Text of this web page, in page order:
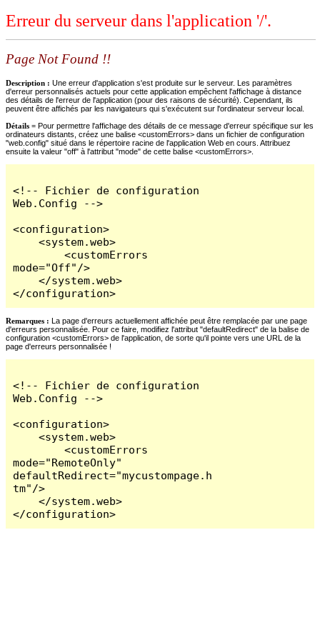
Erreur du serveur dans l'application '/'.
Page Not Found !!
Description : Une erreur d'application s'est produite sur le serveur. Les paramètres
d'erreur personnalisés actuels pour cette application empêchent l'affichage à distance
des détails de l'erreur de l'application (pour des raisons de sécurité). Cependant, ils
peuvent être affichés par les navigateurs qui s'exécutent sur l'ordinateur serveur local.
Détails = Pour permettre l'affichage des détails de ce message d'erreur spécifique sur les
ordinateurs distants, créez une balise <customErrors> dans un fichier de configuration
"web.config" situé dans le répertoire racine de l'application Web en cours. Attribuez
ensuite la valeur "off" à l'attribut "mode" de cette balise <customErrors>.
<!-- Fichier de configuration
Web.Config -->
<configuration>
    <system.web>
        <customErrors
mode="Off"/>
    </system.web>
</configuration>
Remarques : La page d'erreurs actuellement affichée peut être remplacée par une page
d'erreurs personnalisée. Pour ce faire, modifiez l'attribut "defaultRedirect" de la balise de
configuration <customErrors> de l'application, de sorte qu'il pointe vers une URL de la
page d'erreurs personnalisée !
<!-- Fichier de configuration
Web.Config -->
<configuration>
    <system.web>
        <customErrors
mode="RemoteOnly"
defaultRedirect="mycustompage.h
tm"/>
    </system.web>
</configuration>